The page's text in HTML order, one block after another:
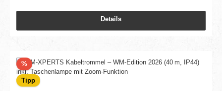
Details
%Rabatt
Tipp